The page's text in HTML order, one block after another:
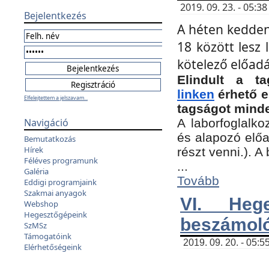
Bejelentkezés
Elfelejtettem a jelszavam...
Navigáció
Bemutatkozás
Hírek
Féléves programunk
Galéria
Eddigi programjaink
Szakmai anyagok
Webshop
Hegesztőgépeink
SzMSz
Támogatóink
Elérhetőségeink
2019. 09. 23. -
A héten
18 között lesz
kötelező
Elindult a
linken érhető
tagságot
A
és alapozó
részt venni.).
...
Tovább
VI.
2019. 09. 20. -